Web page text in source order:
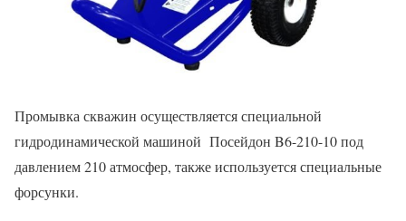
Промывка скважин осуществляется специальной
гидродинамической машиной Посейдон B6-210-10 под
давлением 210 атмосфер, также используется специальные
форсунки.